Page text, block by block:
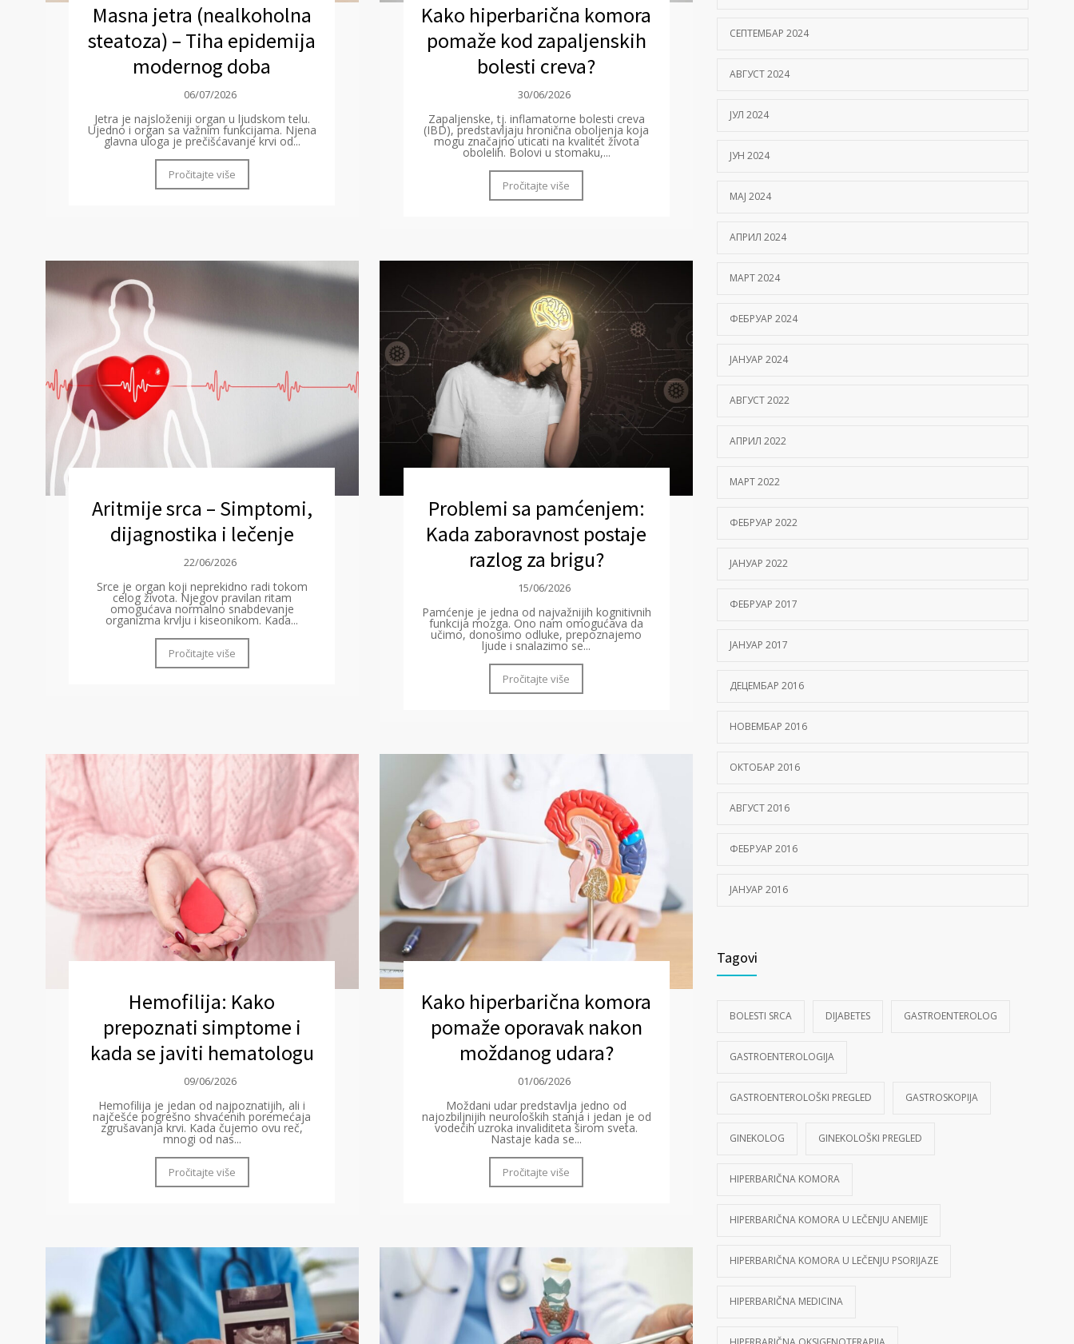
Masna jetra (nealkoholna
steatoza) – Tiha epidemija
modernog doba
06/07/2026
Jetra je najsloženiji organ u ljudskom telu.
Ujedno i organ sa važnim funkcijama. Njena
glavna uloga je prečišćavanje krvi od...
Pročitajte više
Kako hiperbarična komora
pomaže kod zapaljenskih
bolesti creva?
30/06/2026
Zapaljenske, tj. inflamatorne bolesti creva
(IBD), predstavljaju hronična oboljenja koja
mogu značajno uticati na kvalitet života
obolelih. Bolovi u stomaku,...
Pročitajte više
Aritmije srca – Simptomi,
dijagnostika i lečenje
22/06/2026
Srce je organ koji neprekidno radi tokom
celog života. Njegov pravilan ritam
omogućava normalno snabdevanje
organizma krvlju i kiseonikom. Kada...
Pročitajte više
Problemi sa pamćenjem:
Kada zaboravnost postaje
razlog za brigu?
15/06/2026
Pamćenje je jedna od najvažnijih kognitivnih
funkcija mozga. Ono nam omogućava da
učimo, donosimo odluke, prepoznajemo
ljude i snalazimo se...
Pročitajte više
Hemofilija: Kako
prepoznati simptome i
kada se javiti hematologu
09/06/2026
Hemofilija je jedan od najpoznatijih, ali i
najčešće pogrešno shvaćenih poremećaja
zgrušavanja krvi. Kada čujemo ovu reč,
mnogi od nas...
Pročitajte više
Kako hiperbarična komora
pomaže oporavak nakon
moždanog udara?
01/06/2026
Moždani udar predstavlja jedno od
najozbiljnijih neuroloških stanja i jedan je od
vodećih uzroka invaliditeta širom sveta.
Nastaje kada se...
Pročitajte više
СЕПТЕМБАР 2024
АВГУСТ 2024
ЈУЛ 2024
ЈУН 2024
МАЈ 2024
АПРИЛ 2024
МАРТ 2024
ФЕБРУАР 2024
ЈАНУАР 2024
АВГУСТ 2022
АПРИЛ 2022
МАРТ 2022
ФЕБРУАР 2022
ЈАНУАР 2022
ФЕБРУАР 2017
ЈАНУАР 2017
ДЕЦЕМБАР 2016
НОВЕМБАР 2016
ОКТОБАР 2016
АВГУСТ 2016
ФЕБРУАР 2016
ЈАНУАР 2016
Tagovi
BOLESTI SRCA DIJABETES GASTROENTEROLOG
GASTROENTEROLOGIJA
GASTROENTEROLOŠKI PREGLED GASTROSKOPIJA
GINEKOLOG GINEKOLOŠKI PREGLED
HIPERBARIČNA KOMORA
HIPERBARIČNA KOMORA U LEČENJU ANEMIJE
HIPERBARIČNA KOMORA U LEČENJU PSORIJAZE
HIPERBARIČNA MEDICINA